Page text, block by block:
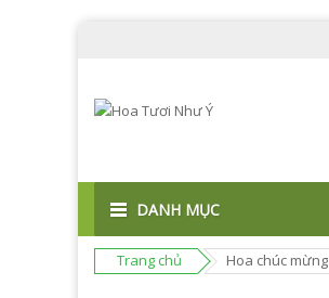
DANH MỤC
Trang chủ Hoa chúc mừng